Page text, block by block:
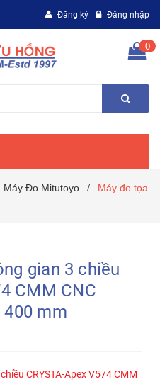
Đăng ký Đăng nhập
0
Máy Đo Mitutoyo /
Máy đo tọa
gian 3 chiều
CMM CNC
400 mm